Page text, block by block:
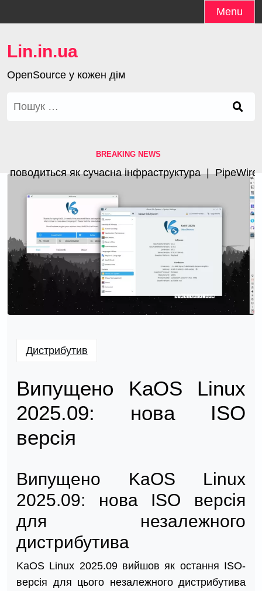
to
Menu
Lin.in.ua
OpenSource у кожен дім
Пошук:
BREAKING NEWS
як сучасна інфраструктура |PipeWire
Дистрибутив
Випущено KaOS Linux
2025.09: нова ISO
версія
Випущено KaOS Linux
2025.09: нова ISO версія
для незалежного
дистрибутива
KaOS Linux 2025.09 вийшов як остання ISO-
версія для цього незалежного дистрибутива